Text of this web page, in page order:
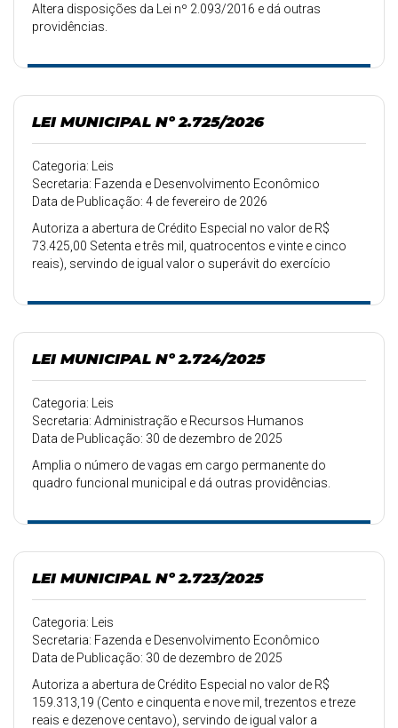
Altera disposições da Lei nº 2.093/2016 e dá outras
providências.
LEI MUNICIPAL Nº 2.725/2026
Categoria: Leis
Secretaria: Fazenda e Desenvolvimento Econômico
Data de Publicação: 4 de fevereiro de 2026
Autoriza a abertura de Crédito Especial no valor de R$
73.425,00 Setenta e três mil, quatrocentos e vinte e cinco
reais), servindo de igual valor o superávit do exercício
LEI MUNICIPAL Nº 2.724/2025
Categoria: Leis
Secretaria: Administração e Recursos Humanos
Data de Publicação: 30 de dezembro de 2025
Amplia o número de vagas em cargo permanente do
quadro funcional municipal e dá outras providências.
LEI MUNICIPAL Nº 2.723/2025
Categoria: Leis
Secretaria: Fazenda e Desenvolvimento Econômico
Data de Publicação: 30 de dezembro de 2025
Autoriza a abertura de Crédito Especial no valor de R$
159.313,19 (Cento e cinquenta e nove mil, trezentos e treze
reais e dezenove centavo), servindo de igual valor a